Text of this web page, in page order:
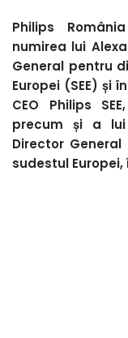
Philips
numirea lui
General pentru
Europei (SEE) și
CEO Philips
precum și a
Director
sudestul Europei,